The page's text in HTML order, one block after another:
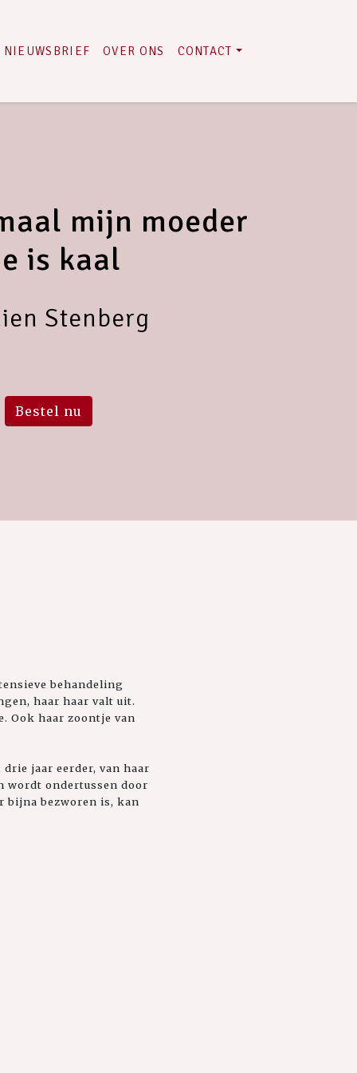
NIEUWSBRIEF OVER ONS CONTACT
mijn moeder
is kaal
Stenberg
Bestel nu
behandeling
haar haar valt uit.
Ook haar zoontje van
jaar eerder, van haar
wordt ondertussen door
bijna bezworen is, kan